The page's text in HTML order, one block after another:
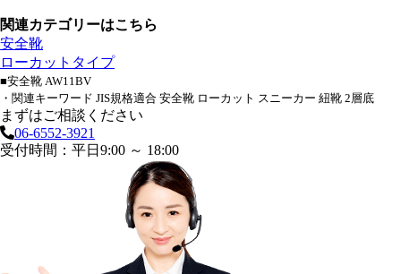
関連カテゴリーはこちら
安全靴
ローカットタイプ
■安全靴 AW11BV
・関連キーワード JIS規格適合 安全靴 ローカット スニーカー 紐靴 2層底
まずはご相談ください
06-6552-3921
受付時間：平日9:00 ～ 18:00